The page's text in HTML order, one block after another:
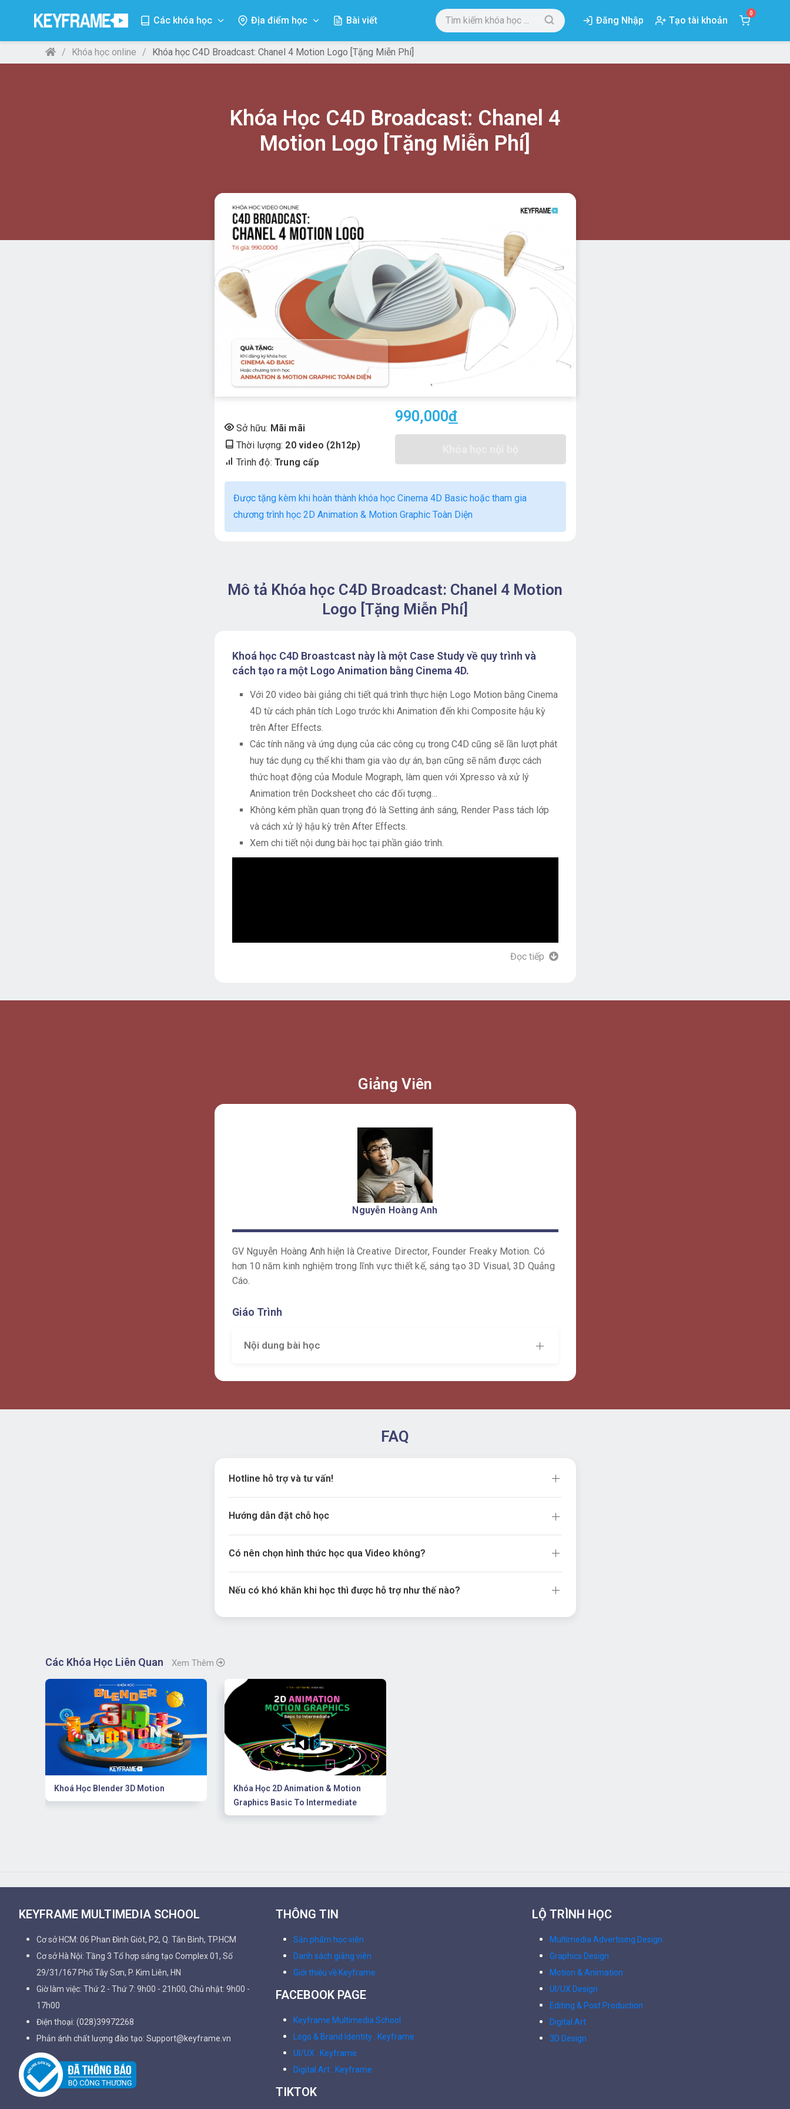
Các khóa học Địa điểm học Bài viết Đăng Nhập Tạo tài khoản
0
Khóa học online Khóa học C4D Broadcast: Chanel 4 Motion Logo [Tặng Miễn Phí]
Khóa Học C4D Broadcast: Chanel 4
Motion Logo [Tặng Miễn Phí]
Sở hữu: Mãi mãi
Thời lượng: 20 video (2h12p)
Trình độ: Trung cấp
990,000Đ
Được tặng kèm khi hoàn thành khóa học Cinema 4D Basic hoặc tham gia
chương trình học 2D Animation & Motion Graphic Toàn Diện
Mô tả Khóa học C4D Broadcast: Chanel 4 Motion
Logo [Tặng Miễn Phí]
Khoá học C4D Broastcast này là một Case Study về quy trình và
cách tạo ra một Logo Animation bằng Cinema 4D.
Với 20 video bài giảng chi tiết quá trình thực hiện Logo Motion bằng Cinema
4D từ cách phân tích Logo trước khi Animation đến khi Composite hậu kỳ
trên After Effects.
Các tính năng và ứng dụng của các công cụ trong C4D cũng sẽ lần lượt phát
huy tác dụng cụ thể khi tham gia vào dự án, bạn cũng sẽ nắm được cách
thức hoạt động của Module Mograph, làm quen với Xpresso và xử lý
Animation trên Docksheet cho các đối tượng…
Không kém phần quan trọng đó là Setting ánh sáng, Render Pass tách lớp
và cách xử lý hậu kỳ trên After Effects.
Xem chi tiết nội dung bài học tại phần giáo trình.
C4D Broadcast: Chanel 4 Motion Logo
tham gia Chương trình học2D Animation & Motion Graphic Toàn Diện
Khóa học yêu cầu học viên đã có kiến thức và kỹ năng Cinema 4D cơ bản.
Là khóa học tặng nên sẽ không được hỗ trợ bởi giảng viên và trung tâm
Đọc tiếp
Giảng Viên
Nguyễn Hoàng Anh
GV Nguyễn Hoàng Anh hiện là Creative Director, Founder Freaky Motion. Có
hơn 10 năm kinh nghiệm trong lĩnh vực thiết kế, sáng tạo 3D Visual, 3D Quảng
Cáo.
Giáo Trình
Nội dung bài học
FAQ
Hotline hỗ trợ và tư vấn!
Hướng dẫn đặt chỗ học
Có nên chọn hình thức học qua Video không?
Nếu có khó khăn khi học thì được hỗ trợ như thế nào?
Các Khóa Học Liên Quan Xem Thêm
Khoá Học Blender 3D Motion
Khóa Học 2D Animation & Motion
Graphics Basic To Intermediate
KEYFRAME MULTIMEDIA SCHOOL
Cơ sở HCM: 06 Phan Đình Giót, P2, Q. Tân Bình, TP.HCM
Cơ sở Hà Nội: Tầng 3 Tổ hợp sáng tạo Complex 01, Số
29/31/167 Phố Tây Sơn, P. Kim Liên, HN
Giờ làm việc: Thứ 2 - Thứ 7: 9h00 - 21h00, Chủ nhật: 9h00 -
17h00
Điện thoại: (028)39972268
Phản ánh chất lượng đào tạo: Support@keyframe.vn
THÔNG TIN
Sản phẩm học viên
Danh sách giảng viên
Giới thiệu về Keyframe
FACEBOOK PAGE
Keyframe Multimedia School
Logo & Brand Identity . Keyframe
UI/UX . Keyframe
Digital Art . Keyframe
TIKTOK
LỘ TRÌNH HỌC
Multimedia Advertising Design
Graphics Design
Motion & Animation
UI/UX Design
Editing & Post Production
Digital Art
3D Design